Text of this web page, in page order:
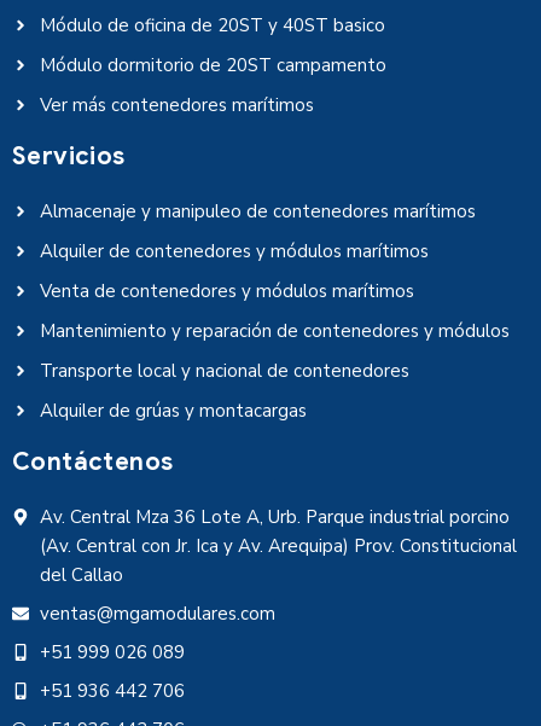
Módulo de oficina de 20ST y 40ST basico
Módulo dormitorio de 20ST campamento
Ver más contenedores marítimos
Servicios
Almacenaje y manipuleo de contenedores marítimos
Alquiler de contenedores y módulos marítimos
Venta de contenedores y módulos marítimos
Mantenimiento y reparación de contenedores y módulos
Transporte local y nacional de contenedores
Alquiler de grúas y montacargas
Contáctenos
Av. Central Mza 36 Lote A, Urb. Parque industrial porcino
(Av. Central con Jr. Ica y Av. Arequipa) Prov. Constitucional
del Callao
ventas@mgamodulares.com
+51 999 026 089
+51 936 442 706